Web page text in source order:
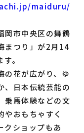
maiduru/
岡市中央区の舞鶴
まつり」が2月14
。
の花が広がり、ゆ
、日本伝統芸能の
乗馬体験などの文
やおもちゃすく
クショップもあ